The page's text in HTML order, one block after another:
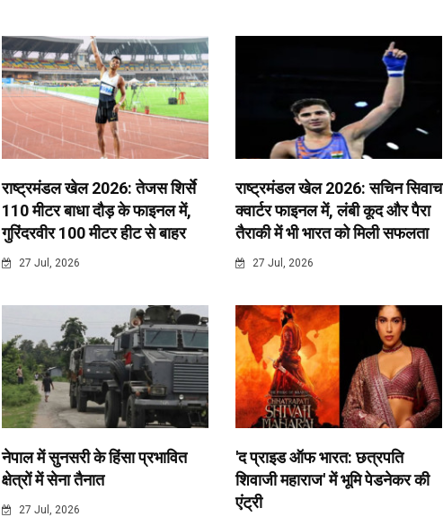
राष्ट्रमंडल खेल 2026: तेजस शिर्से
110 मीटर बाधा दौड़ के फाइनल में,
गुरिंदरवीर 100 मीटर हीट से बाहर
27 Jul, 2026
राष्ट्रमंडल खेल 2026: सचिन सिवाच
क्वार्टर फाइनल में, लंबी कूद और पैरा
तैराकी में भी भारत को मिली सफलता
27 Jul, 2026
नेपाल में सुनसरी के हिंसा प्रभावित
क्षेत्रों में सेना तैनात
27 Jul, 2026
'द प्राइड ऑफ भारत: छत्रपति
शिवाजी महाराज' में भूमि पेडनेकर की
एंट्री